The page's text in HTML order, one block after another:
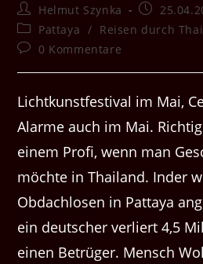
Beitrags-
Autor:
Helmut Szynka
Beitrag
Beitrags-
Kategorie:
Pattaya / Reisen durch
Beitrags-
0 Kommentare
Lichtkunstfestival im Mai,
Alarme auch im Mai.
einem Profi, wenn man
möchte in Thailand. Inder
Obdachlosen in Pattaya
ein deutscher verliert 4,5
einen Betrüger. Mensch